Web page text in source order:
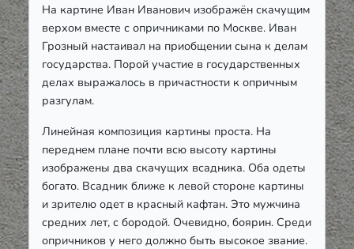
На картине Иван Иванович изображён скачущим
верхом вместе с опричниками по Москве. Иван
Грозный настаивал на приобщении сына к делам
государства. Порой участие в государственных
делах выражалось в причастности к опричным
разгулам.
Линейная композиция картины проста. На
переднем плане почти всю высоту картины
изображены два скачущих всадника. Оба одеты
богато. Всадник ближе к левой стороне картины
и зрителю одет в красный кафтан. Это мужчина
средних лет, с бородой. Очевидно, боярин. Среди
опричников у него должно быть высокое звание.